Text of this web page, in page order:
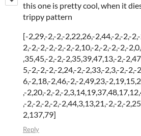
this one is pretty cool, when it
trippy pattern
[-2,29,-2,-2,-2,22,26,-2,44,-2,-2,-
2,-2,-2,-2,-2,-2,-2,10,-2,-2,-2,-2,-
,35,45,-2,-2,-2,35,39,47,13,-2,-
5,-2,-2,-2,-2,24,-2,-2,33,-2,3,-2,-2,-
6,-2,18,-2,46,-2,-2,49,23,-
,-2,20,-2,-2,-
,-2,-2,-2,-2,-2,44,3,13,21,-2,-2,-
2,137,79]
Reply